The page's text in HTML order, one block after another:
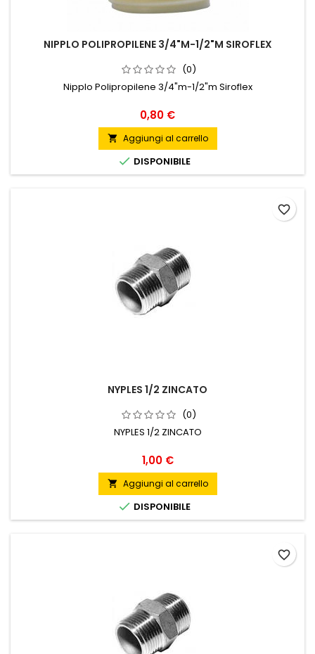
NIPPLO POLIPROPILENE 3/4"M-1/2"M SIROFLEX
(0)
Nipplo Polipropilene 3/4"m-1/2"m Siroflex
Prezzo
0,80 €
 Aggiungi al carrello
 DISPONIBILE
NYPLES 1/2 ZINCATO
(0)
NYPLES 1/2 ZINCATO
Prezzo
1,00 €
 Aggiungi al carrello
 DISPONIBILE
favorite_border
favorite_border